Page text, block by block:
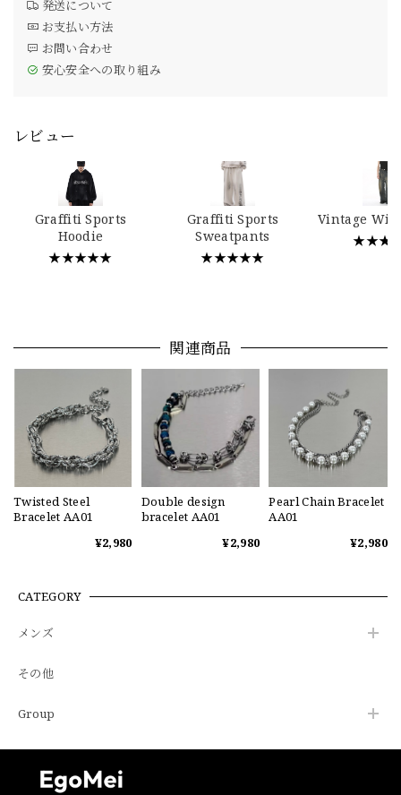
発送について
お支払い方法
お問い合わせ
安心安全への取り組み
レビュー
Graffiti Sports
Hoodie
★★★★★
Graffiti Sports
Sweatpants
★★★★★
Vintage
関連商品
Twisted Steel
Bracelet AA01
¥2,980
Double design
bracelet AA01
¥2,980
Pearl Chain Bracelet
AA01
¥2,980
CATEGORY
メンズ
その他
Group